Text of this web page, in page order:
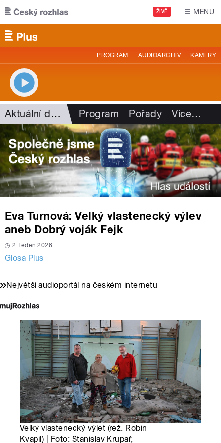
Přejít k hlavnímu obsahu
ŽIVĚ MENU
PROGRAM AUDIOARCHIV KAMERY
Aktuální dění Program Pořady Více…
Eva Turnová: Velký vlastenecký výlev
aneb Dobrý voják Fejk
2. leden 2026
Glosa Plus
Největší audioportál na českém internetu
Velký vlastenecký výlet (rež. Robin
Kvapil) | Foto: Stanislav Krupař,